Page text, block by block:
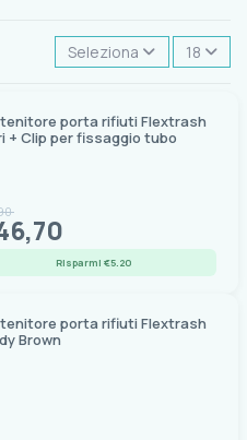
Seleziona 18
porta rifiuti Flextrash
+ Clip per fissaggio tubo
Risparmi €5.20
porta rifiuti Flextrash
Brown